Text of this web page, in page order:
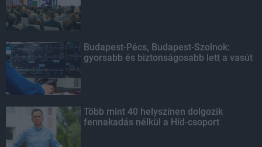
Budapest-Pécs, Budapest-Szolnok:
gyorsabb és biztonságosabb lett a vasút
Több mint 40 helyszínen dolgozik
fennakadás nélkül a Híd-csoport